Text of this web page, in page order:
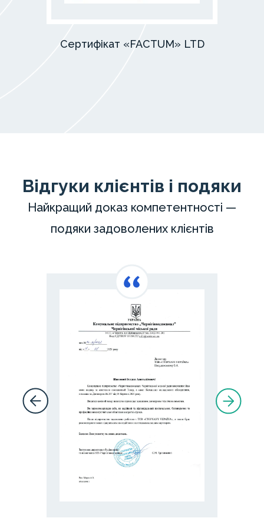
Сертифікат «FACTUM» LTD
Відгуки клієнтів і подяки
Найкращий доказ компетентності —
подяки задоволених клієнтів